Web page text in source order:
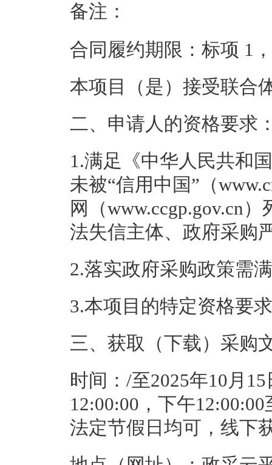
备注：
合同履约期限： 标项 1
本项目（是 ）接受联
二、申请人的资格要求
1.满足《中华人民共和
未被“信用中国”（
网（www.ccgp.gov.cn
法失信主体、政府采
2.落实政府采购政策需
3.本项目的特定资格要
三、获取（下载）采购
时间： /至2025年10月15
12:00:00 ，下午12:00:00
法定节假日均可，线